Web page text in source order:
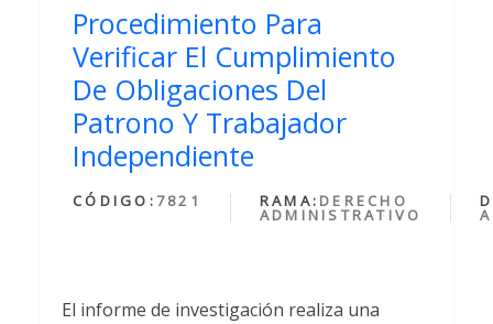
Procedimiento Para
Verificar El Cumplimiento
De Obligaciones Del
Patrono Y Trabajador
Independiente
CÓDIGO: 7821 RAMA: DERECHO
ADMINISTRATIVO
El informe de investigación realiza una